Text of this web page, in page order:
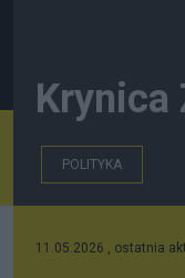
Krynica
POLITYKA
11.05.2026 , ostatnia